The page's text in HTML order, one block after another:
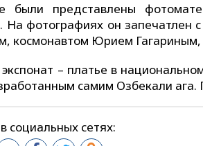
были представлены
На фотографиях он запечатлен
космонавтом Юрием
– платье в
самим Озбекали ага.
социальных сетях: